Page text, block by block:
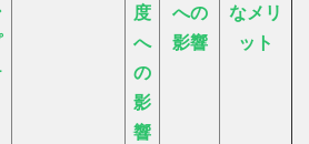
度
へ
の
影
響
への
影響
なメリ
ット